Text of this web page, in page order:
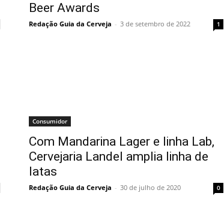
Beer Awards
Redação Guia da Cerveja - 3 de setembro de 2022 1
Consumidor
Com Mandarina Lager e linha Lab,
Cervejaria Landel amplia linha de
latas
Redação Guia da Cerveja - 30 de julho de 2020 0